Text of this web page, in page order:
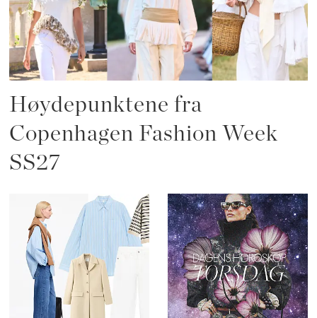
Høydepunktene fra
Copenhagen Fashion Week
SS27